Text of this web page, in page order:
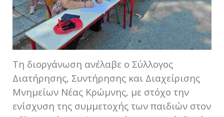
Τη διοργάνωση ανέλαβε ο Σύλλογος
Διατήρησης, Συντήρησης και Διαχείρισης
Μνημείων Νέας Κρώμνης, με στόχο την
ενίσχυση της συμμετοχής των παιδιών στον